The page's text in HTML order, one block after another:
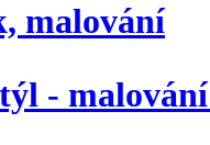
malování
-